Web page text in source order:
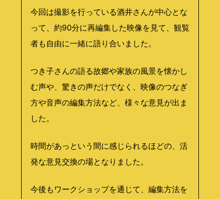
今回は撮影を行っている酒井さんが中心とな
って、約90分に再編集した映像を見て、観覧
者も自由に一緒に語り合いました。
つき子さんの語る故郷や家族の風景を懐かし
む声や、驚きの声だけでなく、映像のつなぎ
方や音声の編集方法など、様々な意見が出ま
した。
時間があっという間に感じられるほどの、活
発な意見交換の場となりました。
今後もワークショップを通じて、編集方法を